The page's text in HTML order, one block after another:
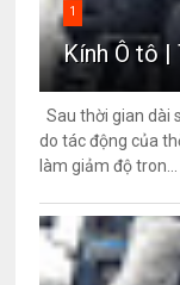
1
Kính Ô tô |
Sau thời gian dài
do tác động của
làm giảm độ tron...